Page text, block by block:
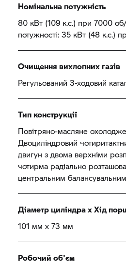
Номінальна потужність
80 кВт (109 к.с.) при 7000
потужності: 35 кВт (48 к.с.)
Очищення вихлопних газів
Регульований 3-ходовий
Тип конструкції
Повітряно-масляне
Двоциліндровий
двигун з двома верхніми
чотирма радіально
центральним
Діаметр циліндра х Хід
101 мм x 73 мм
Робочий об'єм